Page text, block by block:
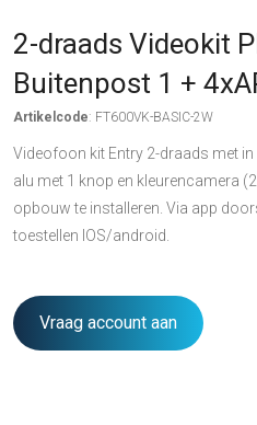
2-draads Videokit
Buitenpost 1 +
Artikelcode: FT600VK-BASIC-2W
Videofoon kit Entry 2-draads met
alu met 1 knop en kleurencamera
opbouw te installeren. Via app
toestellen IOS/android.
Vraag account aan